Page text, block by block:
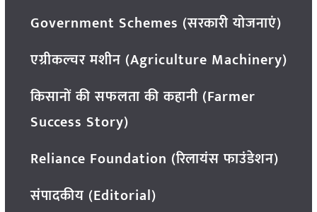
Government Schemes (सरकारी योजनाएं)
एग्रीकल्चर मशीन (Agriculture Machinery)
किसानों की सफलता की कहानी (Farmer
Success Story)
Reliance Foundation (रिलायंस फाउंडेशन)
संपादकीय (Editorial)